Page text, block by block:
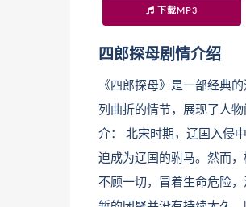
下载MP3
四郎探母剧情介绍
《四郎探母》是一部经典
列曲折的情节，展现了人
介： 北宋时期，辽国入侵
迫成为辽国的驸马。然而
不顾一切，冒着生命危险